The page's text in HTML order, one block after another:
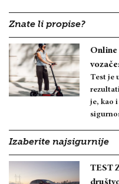
Znate li propise?
Online
Test je
je, kao
Izaberite najsigurnije
TEST